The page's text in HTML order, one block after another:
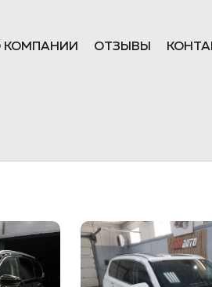
КОМПАНИИ ОТЗЫВЫ